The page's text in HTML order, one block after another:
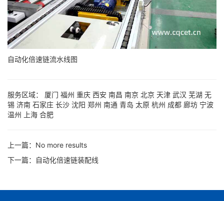
自动化倍速链流水线图
服务区域： 厦门 福州 重庆 西安 南昌 南京 北京 天津 武汉 芜湖 无
锡 济南 石家庄 长沙 沈阳 郑州 南通 青岛 太原 杭州 成都 廊坊 宁波
温州
上海 合肥
上一篇： No more results
下一篇：
自动化倍速链装配线